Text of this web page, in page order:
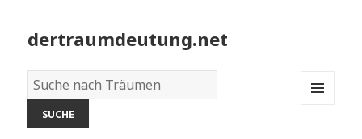
dertraumdeutung.net
Wörterbuch
der
Träume: